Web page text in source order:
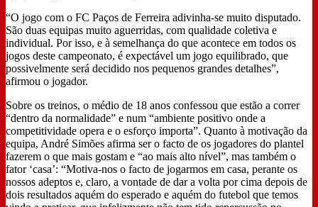
“O jogo com o FC Paços de Ferreira adivinha-se muito disputado.
São duas equipas muito aguerridas, com qualidade coletiva e
individual. Por isso, e à semelhança do que acontece em todos os
jogos deste campeonato, é expectável um jogo equilibrado, que
possivelmente será decidido nos pequenos grandes detalhes”,
afirmou o jogador.
Sobre os treinos, o médio de 18 anos confessou que estão a correr
“dentro da normalidade” e num “ambiente positivo onde a
competitividade opera e o esforço importa”. Quanto à motivação da
equipa, André Simões afirma ser o facto de os jogadores do plantel
fazerem o que mais gostam e “ao mais alto nível”, mas também o
fator ‘casa’: “Motiva-nos o facto de jogarmos em casa, perante os
nossos adeptos e, claro, a vontade de dar a volta por cima depois de
dois resultados aquém do esperado e aquém do futebol que temos